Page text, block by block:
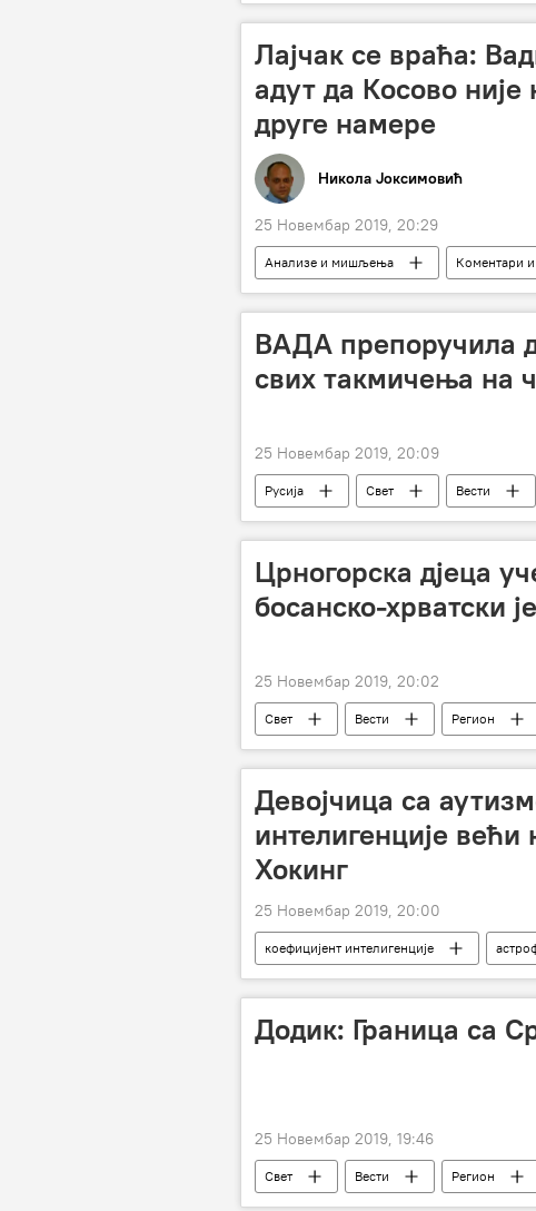
телефонски разговор
Лајчак се враћа:
адут да Косово
друге намере
Никола Јоксимовић
25 Новембар 2019, 20:29
Анализе и мишљења Коментари
Словачка
изасланик
ВАДА препоручила
свих такмичења на
25 Новембар 2019, 20:09
Русија Свет Вести
руски спортисти
Хајка ВАДА на
Црногорска дјеца
босанско-хрватски
25 Новембар 2019, 20:02
Свет Вести Регион
Девојчица са
интелигенције већи
Хокинг
25 Новембар 2019, 20:00
коефицијент интелигенције
Додик: Граница са
25 Новембар 2019, 19:46
Свет Вести Регион